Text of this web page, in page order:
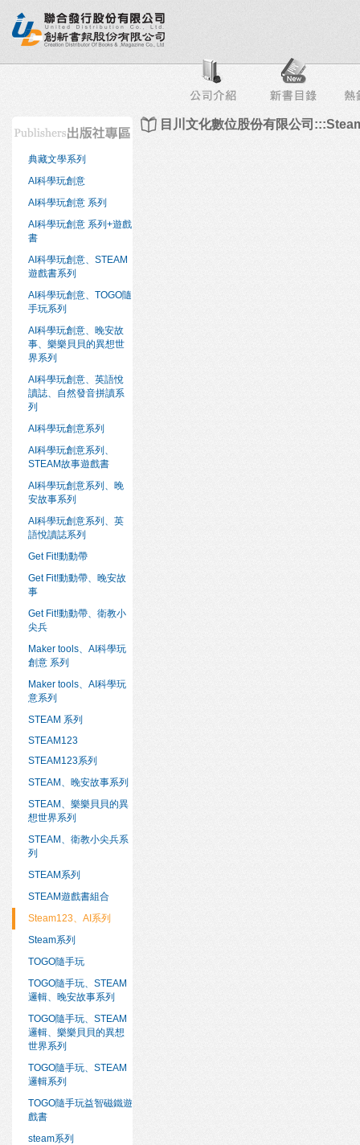
榜 出版社專區 書店專區 目錄下載 會員服務
典藏文學系列
AI科學玩創意
AI科學玩創意 系列
AI科學玩創意 系列+遊戲
書
AI科學玩創意、STEAM
遊戲書系列
AI科學玩創意、TOGO隨
手玩系列
AI科學玩創意、晚安故
事、樂樂貝貝的異想世
界系列
AI科學玩創意、英語悅
讀誌、自然發音拼讀系
列
AI科學玩創意系列
AI科學玩創意系列、
STEAM故事遊戲書
AI科學玩創意系列、晚
安故事系列
AI科學玩創意系列、英
語悅讀誌系列
Get Fit!動動帶
Get Fit!動動帶、晚安故
事
Get Fit!動動帶、衛教小
尖兵
Maker tools、AI科學玩
創意 系列
Maker tools、AI科學玩
意系列
STEAM 系列
STEAM123
STEAM123系列
STEAM、晚安故事系列
STEAM、樂樂貝貝的異
想世界系列
STEAM、衛教小尖兵系
列
STEAM系列
STEAM遊戲書組合
Steam123、AI系列
Steam系列
TOGO隨手玩
TOGO隨手玩、STEAM
邏輯、晚安故事系列
TOGO隨手玩、STEAM
邏輯、樂樂貝貝的異想
世界系列
TOGO隨手玩、STEAM
邏輯系列
TOGO隨手玩益智磁鐵遊
戲書
steam系列
目川文化數位股份有限公司